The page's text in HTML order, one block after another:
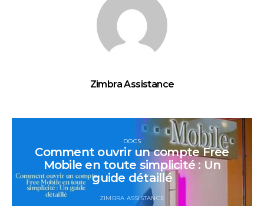
Zimbra Assistance
DOCS
Comment ouvrir un compte Free
Mobile en toute simplicité : Un
guide détaillé
ZIMBRA ASSISTANCE